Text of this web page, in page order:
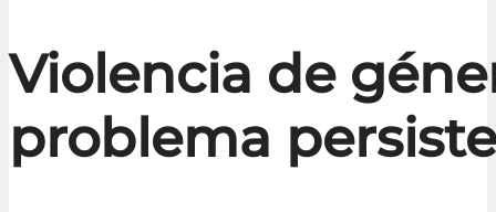
Violencia de
problema